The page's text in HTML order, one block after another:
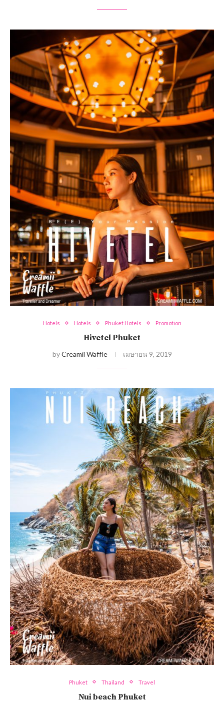
Hotels Hotels Phuket Hotels Promotion
Hivetel Phuket
byCreamii Waffle เมษายน 9, 2019
Phuket Thailand Travel
Nui beach Phuket